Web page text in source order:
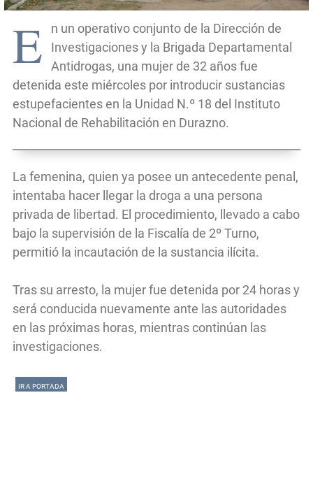
E
n un operativo conjunto de la Dirección de
Investigaciones y la Brigada Departamental
Antidrogas, una mujer de 32 años fue
detenida este miércoles por introducir sustancias
estupefacientes en la Unidad N.º 18 del Instituto
Nacional de Rehabilitación en Durazno.
La femenina, quien ya posee un antecedente penal,
intentaba hacer llegar la droga a una persona
privada de libertad. El procedimiento, llevado a cabo
bajo la supervisión de la Fiscalía de 2º Turno,
permitió la incautación de la sustancia ilícita.
Tras su arresto, la mujer fue detenida por 24 horas y
será conducida nuevamente ante las autoridades
en las próximas horas, mientras continúan las
investigaciones.
IR A PORTADA